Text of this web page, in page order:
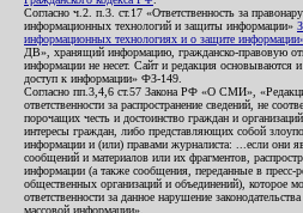
Согласно ч.2. п.3. ст.17 «Ответственность за
информационных технологий и защиты информации»
информационных технологиях и о защите
ДВ», хранящий информацию, гражданско-правовую
информации не несет. Сайт и редакция основываются
доступ к информации» ФЗ-149.
Согласно пп.3,4,6 ст.57 Закона РФ «О СМИ»,
ответственности за распространение сведений, не
порочащих честь и достоинство граждан и
интересы граждан, либо представляющих собой
информации и (или) правами журналиста: ...если они
сообщений и материалов или их фрагментов,
информации (а также сообщения, переданные в пресс-
общественных организаций и объединений), которое
ответственности за данное нарушение
массовой информации».